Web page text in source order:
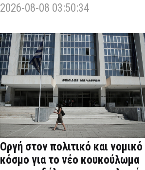
2026-08-08 03:50:34
Οργή στον πολιτικό και νομικό
κόσμο για το νέο κουκούλωμα